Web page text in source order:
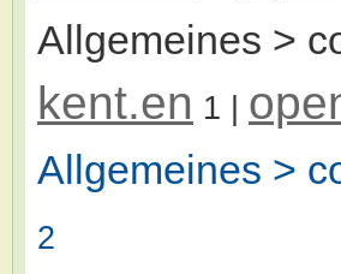
Allgemeines >
kent.en 1 |
Allgemeines >
2